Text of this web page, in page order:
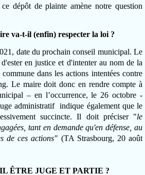
dépôt de plainte amène notre question
va-t-il (enfin) respecter la loi ?
date du prochain conseil municipal. Le
en justice et d'intenter au nom de la
dans les actions intentées contre
Le maire doit donc en rendre compte à
– en l’occurrence, le 26 octobre -
administratif indique également que le
succincte. Il doit préciser "le
tant en demande qu'en défense, au
de ces actions" (TA Strasbourg, 20 août
ÊTRE JUGE ET PARTIE ?